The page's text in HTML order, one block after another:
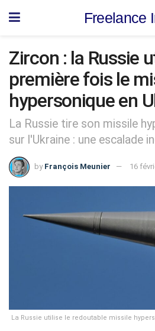
Freelance
Zircon : la Russie
première fois le
hypersonique en
La Russie tire son missile
sur l'Ukraine : une escalade
by François Meunier 16
La Russie utilise le redoutable missile